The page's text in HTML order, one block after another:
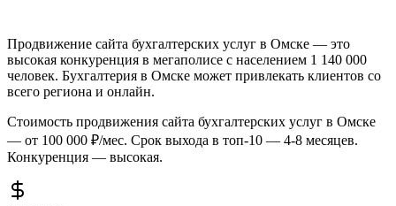
Продвижение сайта бухгалтерских услуг в Омске — это
высокая конкуренция в мегаполисе с населением 1 140 000
человек. Бухгалтерия в Омске может привлекать клиентов со
всего региона и онлайн.
Стоимость продвижения сайта бухгалтерских услуг в Омске
— от 100 000 ₽/мес. Срок выхода в топ-10 — 4-8 месяцев.
Конкуренция — высокая.